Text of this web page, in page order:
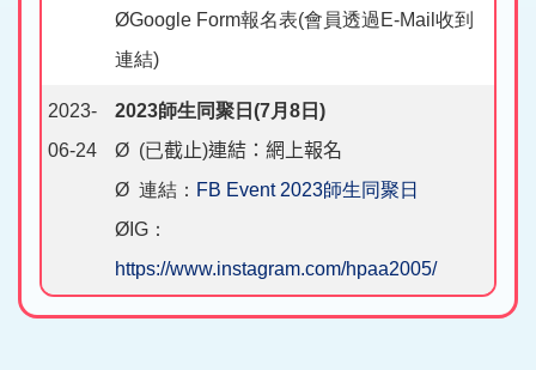
ØGoogle Form報名表(會員透過E-Mail收到
連結)
2023-
06-24
2023師生同聚日(7月8日)
Ø (已截止)連結：網上報名
Ø 連結： FB Event 2023師生同聚日
ØIG：
https://www.instagram.com/hpaa2005/